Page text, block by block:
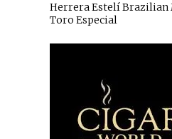
Herrera Estelí Brazilian
Toro Especial